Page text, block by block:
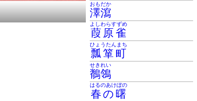
澤瀉
おもだか
葭原雀
よしわらすずめ
瓢箪町
ひょうたんまち
鶺鴒
せきれい
春の曙
はるのあけぼの